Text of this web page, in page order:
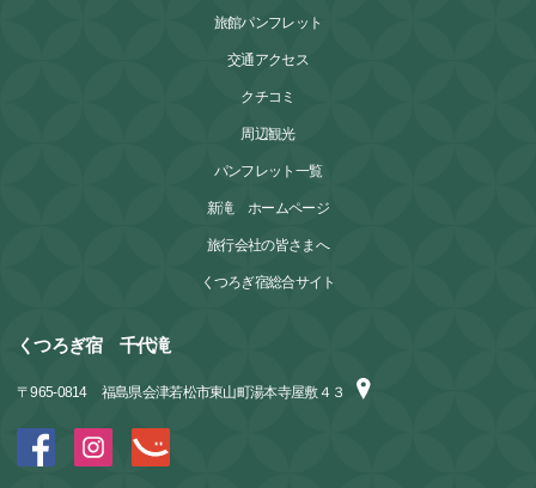
旅館パンフレット
交通アクセス
クチコミ
周辺観光
パンフレット一覧
新滝 ホームページ
旅行会社の皆さまへ
くつろぎ宿総合サイト
くつろぎ宿 千代滝
〒965-0814 福島県会津若松市東山町湯本寺屋敷４３